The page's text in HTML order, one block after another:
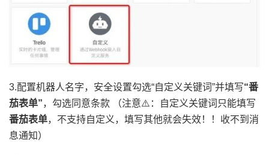
3.配置机器人名字，安全设置勾选“自定义关键词”并填写“番
茄表单”，勾选同意条款 （注意⚠️：自定义关键词只能填写
番茄表单，不支持自定义，填写其他就会失效！！收不到消
息通知）